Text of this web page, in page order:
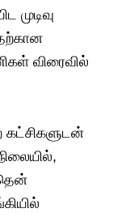
முடிவு
விரைவில்
கட்சிகளுடன்